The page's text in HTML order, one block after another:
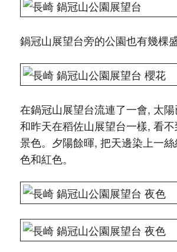
鍋冠山展望台旁的公園也有幾棵
在鍋冠山展望台流連了一會, 太陽
和昨天在稻佐山展望台一樣, 看
景色。夕陽餘暉, 把天邊染上一
色和紅色。